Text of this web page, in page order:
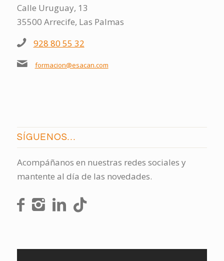
Calle Uruguay, 13
35500 Arrecife, Las Palmas
928 80 55 32
formacion@esacan.com
SÍGUENOS…
Acompáñanos en nuestras redes sociales y
mantente al día de las novedades.